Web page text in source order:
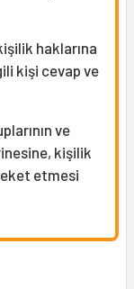
haklarına
kişi cevap ve
ve
kişilik
etmesi